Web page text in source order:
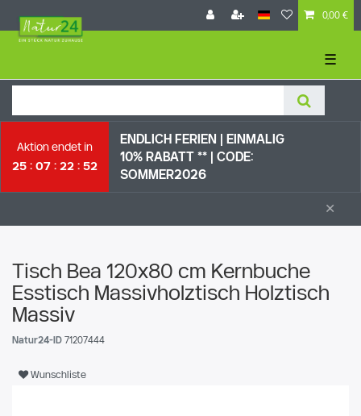
0,00 €
☰
Aktion endet in
25
07 22 51
ENDLICH FERIEN | EI NMALIG
10% RABATT ** |
CODE:
SOMMER2026
×
Tisch Bea 120x80 cm Kernbuche
Esstisch Massivholztisch Holztisch
Massiv
Natur24-ID 71207444
Wunschliste